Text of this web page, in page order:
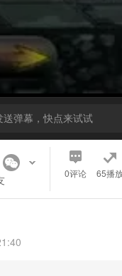
送弹幕，快点来试试
0评论 65播